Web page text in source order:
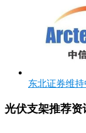
东北证券维
光伏支架推荐资